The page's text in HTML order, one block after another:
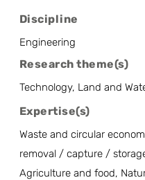
Discipline
Engineering
Research theme(s)
Technology, Land and
Expertise(s)
Waste and circular
removal / capture /
Agriculture and food,